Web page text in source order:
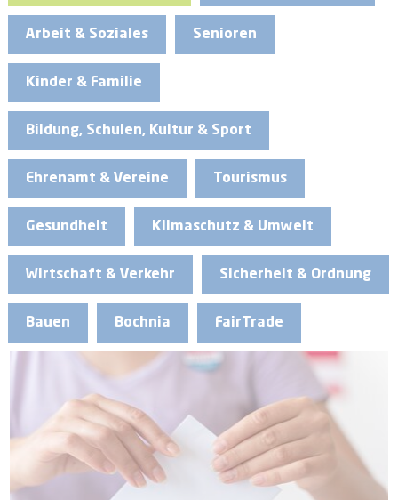
Arbeit & Soziales Senioren
Kinder & Familie
Bildung, Schulen, Kultur & Sport
Ehrenamt & Vereine Tourismus
Gesundheit Klimaschutz & Umwelt
Wirtschaft & Verkehr Sicherheit & Ordnung
Bauen Bochnia FairTrade